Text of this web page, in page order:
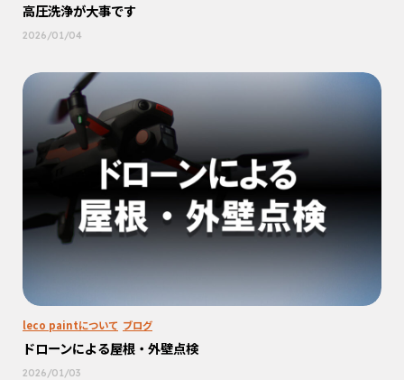
高圧洗浄が大事です
2026/01/04
leco paintについて ブログ
ドローンによる屋根・外壁点検
2026/01/03